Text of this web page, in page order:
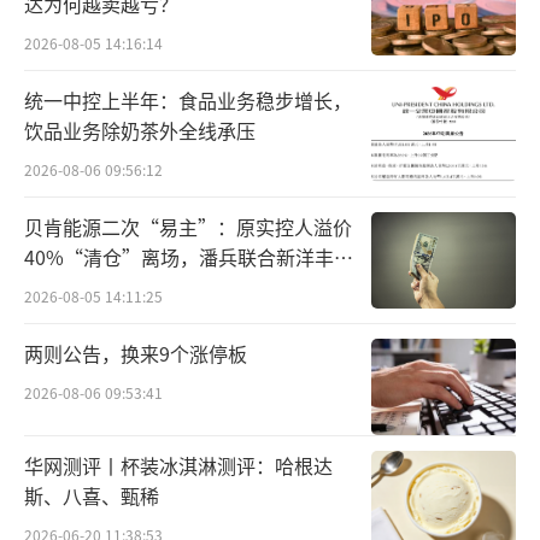
展上获得多项重要国际金奖。
据沙朗爵士相关负责人介绍，在决定二战
后世界格局的雅尔塔会议上，格鲁吉亚沙朗爵
士葡萄酒被斯大林用来招待罗斯福与丘吉尔，
说“等我卸任后，一定在美国卖格鲁吉亚酒，
安享晚年”，可见其品质之优。
当前，沙朗爵士的白兰地也被格鲁吉亚作
为国酒赠送给多国领导人。
目前，沙朗爵士酒庄产品线不断发展壮
大，主要产品涵盖了包括：干邑白兰地、伏特
加、葡萄酒、利口酒、朗姆酒、苦艾酒和其他
2026-08-05 14:16:14
统一中控上半年：食品业务稳步增长，
饮品业务除奶茶外全线承压
2026-08-06 09:56:12
贝肯能源二次“易主”：原实控人溢价
40%“清仓”离场，潘兵联合新洋丰、
宏科百世拟入主
2026-08-05 14:11:25
两则公告，换来9个涨停板
2026-08-06 09:53:41
华网测评丨杯装冰淇淋测评：哈根达
斯、八喜、甄稀
2026-06-20 11:38:53